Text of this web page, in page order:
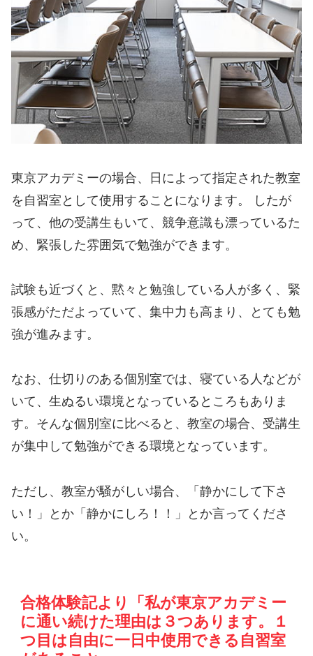
東京アカデミーの場合、日によって指定された教室
を自習室として使用することになります。 したが
って、他の受講生もいて、競争意識も漂っているた
め、緊張した雰囲気で勉強ができます。
試験も近づくと、黙々と勉強している人が多く、緊
張感がただよっていて、集中力も高まり、とても勉
強が進みます。
なお、仕切りのある個別室では、寝ている人などが
いて、生ぬるい環境となっているところもありま
す。そんな個別室に比べると、教室の場合、受講生
が集中して勉強ができる環境となっています。
ただし、教室が騒がしい場合、「静かにして下さ
い！」とか「静かにしろ！！」とか言ってくださ
い。
合格体験記より「私が東京アカデミー
に通い続けた理由は３つあります。１
つ目は自由に一日中使用できる自習室